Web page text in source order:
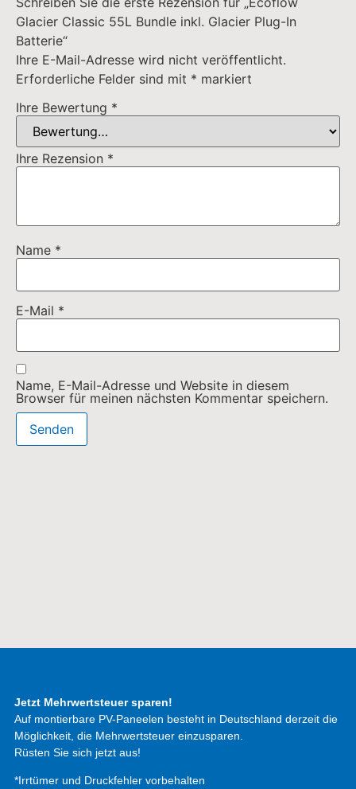
Glacier Classic 55L Bundle inkl. Glacier Plug-In
Batterie“
Ihre E-Mail-Adresse wird nicht veröffentlicht.
Erforderliche Felder sind mit * markiert
Ihre Bewertung *
Ihre Rezension *
Name *
E-Mail *
Name, E-Mail-Adresse und Website in diesem
Browser für meinen nächsten Kommentar speichern.
Jetzt Mehrwertsteuer sparen!
Auf montierbare PV-Paneelen besteht in Deutschland derzeit die
Möglichkeit, die Mehrwertsteuer einzusparen.
Rüsten Sie sich jetzt aus!
*Irrtümer und Druckfehler vorbehalten